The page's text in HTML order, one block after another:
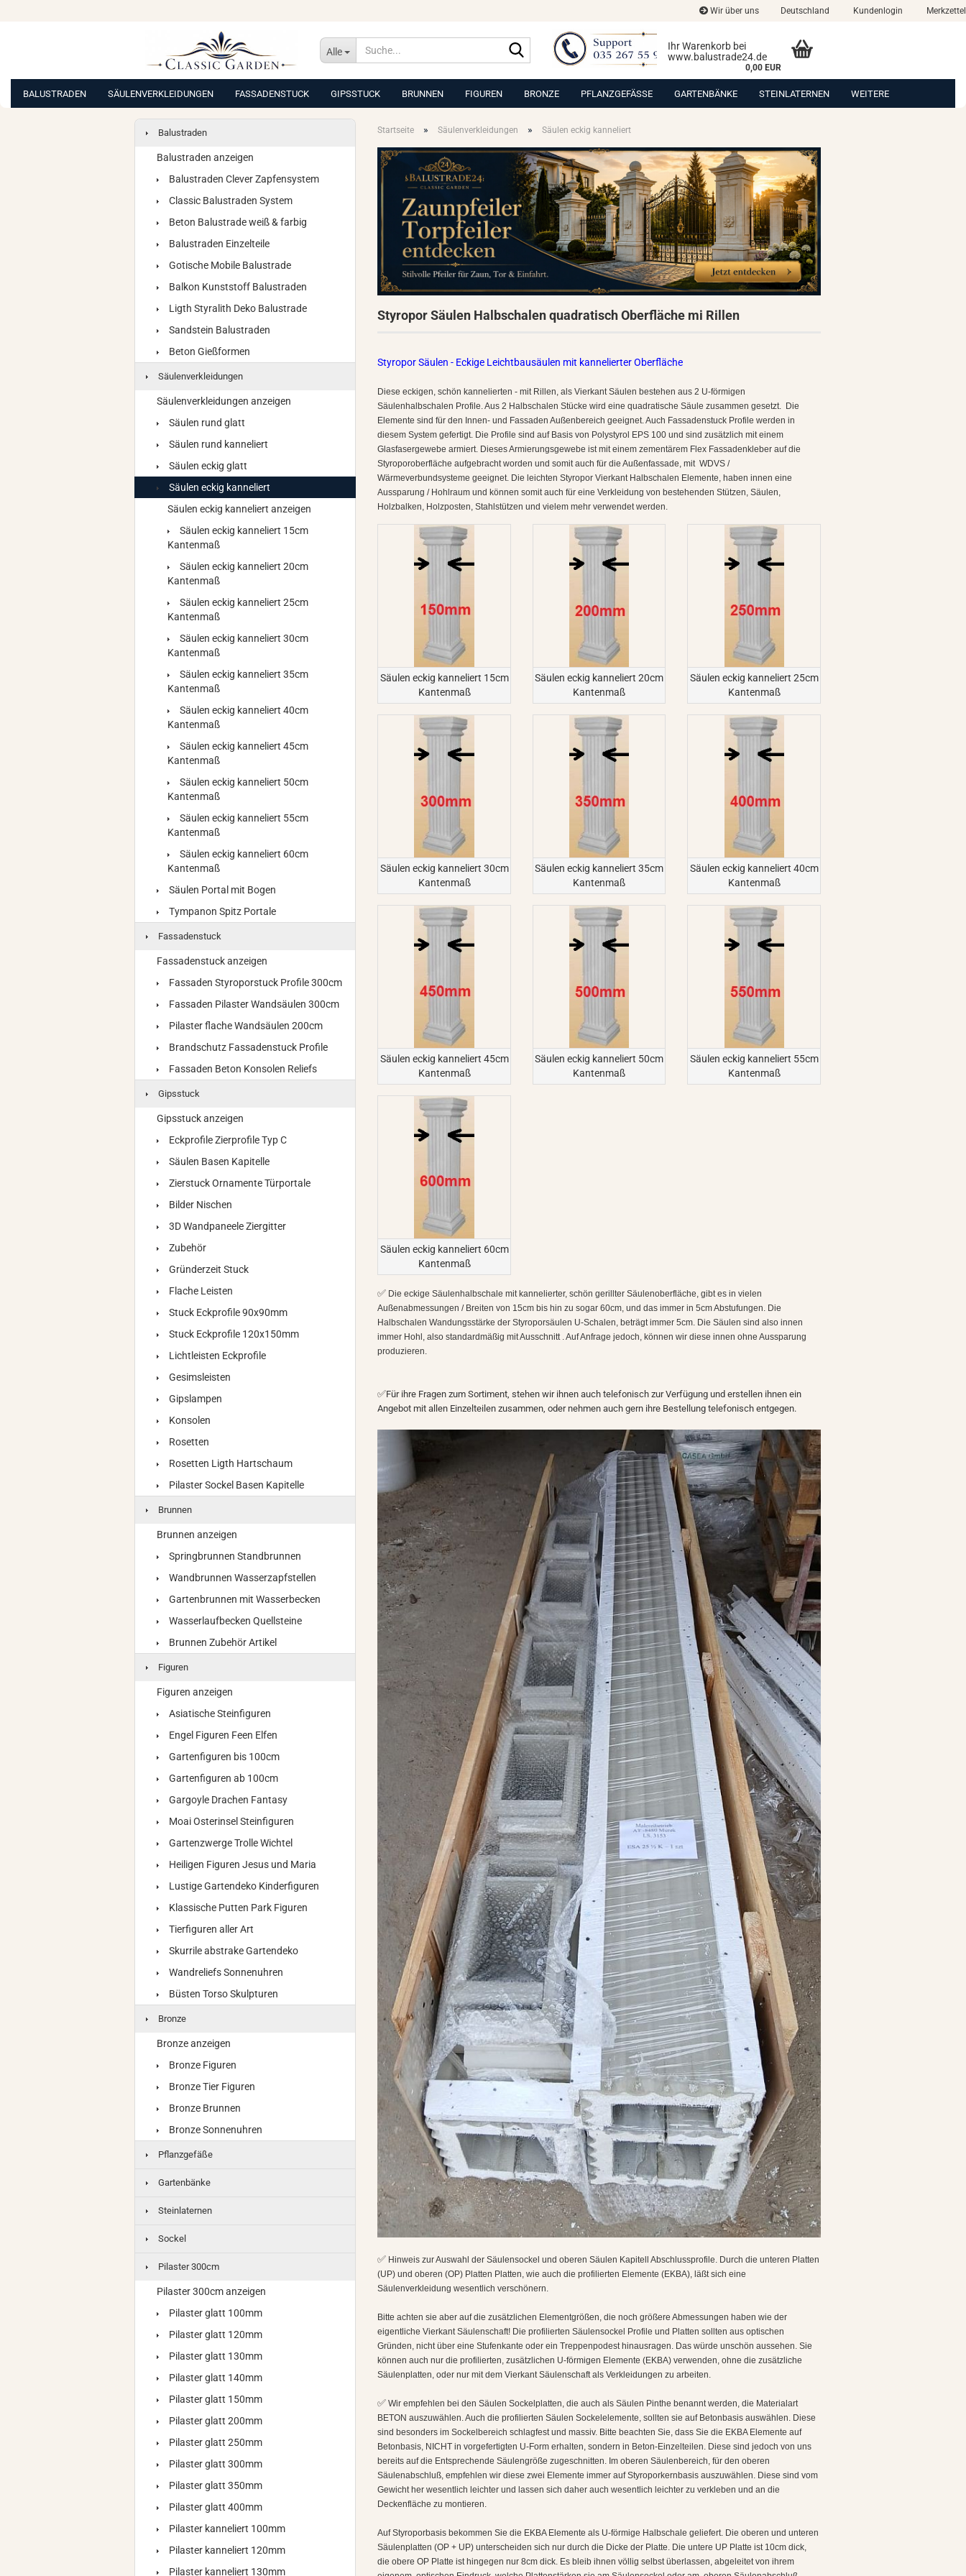
Wir über uns Deutschland Kundenlogin Merkzettel
Alle
Suche...
Ihr Warenkorb bei
www.balustrade24.de
0,00 EUR
BALUSTRADEN SÄULENVERKLEIDUNGEN FASSADENSTUCK GIPSSTUCK BRUNNEN FIGUREN BRONZE PFLANZGEFÄSSE GARTENBÄNKE STEINLATERNEN WEITERE
Startseite » Säulenverkleidungen » Säulen eckig kanneliert
Styropor Säulen Halbschalen quadratisch Oberfläche mi Rillen
Styropor Säulen - Eckige Leichtbausäulen mit kannelierter Oberfläche
Diese eckigen, schön kannelierten - mit Rillen, als Vierkant Säulen bestehen aus 2 U-förmigen
Säulenhalbschalen Profile. Aus 2 Halbschalen Stücke wird eine quadratische Säule zusammen gesetzt. Die
Elemente sind für den Innen- und Fassaden Außenbereich geeignet. Auch Fassadenstuck Profile werden in
diesem System gefertigt. Die Profile sind auf Basis von Polystyrol EPS 100 und sind zusätzlich mit einem
Glasfasergewebe armiert. Dieses Armierungsgewebe ist mit einem zementärem Flex Fassadenkleber auf die
Styroporoberfläche aufgebracht worden und somit auch für die Außenfassade, mit WDVS /
Wärmeverbundsysteme geeignet. Die leichten Styropor Vierkant Halbschalen Elemente, haben innen eine
Aussparung / Hohlraum und können somit auch für eine Verkleidung von bestehenden Stützen, Säulen,
Holzbalken, Holzposten, Stahlstützen und vielem mehr verwendet werden.
Säulen eckig kanneliert 15cm
Kantenmaß
Säulen eckig kanneliert 20cm
Kantenmaß
Säulen eckig kanneliert 25cm
Kantenmaß
Säulen eckig kanneliert 30cm
Kantenmaß
Säulen eckig kanneliert 35cm
Kantenmaß
Säulen eckig kanneliert 40cm
Kantenmaß
Säulen eckig kanneliert 45cm
Kantenmaß
Säulen eckig kanneliert 50cm
Kantenmaß
Säulen eckig kanneliert 55cm
Kantenmaß
Säulen eckig kanneliert 60cm
Kantenmaß
✅ Die eckige Säulenhalbschale mit kannelierter, schön gerillter Säulenoberfläche, gibt es in vielen
Außenabmessungen / Breiten von 15cm bis hin zu sogar 60cm, und das immer in 5cm Abstufungen. Die
Halbschalen Wandungsstärke der Styroporsäulen U-Schalen, beträgt immer 5cm. Die Säulen sind also innen
immer Hohl, also standardmäßig mit Ausschnitt . Auf Anfrage jedoch, können wir diese innen ohne Aussparung
produzieren.
✅Für ihre Fragen zum Sortiment, stehen wir ihnen auch telefonisch zur Verfügung und erstellen ihnen ein
Angebot mit allen Einzelteilen zusammen, oder nehmen auch gern ihre Bestellung telefonisch entgegen.
✅ Hinweis zur Auswahl der Säulensockel und oberen Säulen Kapitell Abschlussprofile. Durch die unteren Platten
(UP) und oberen (OP) Platten Platten, wie auch die profilierten Elemente (EKBA), läßt sich eine
Säulenverkleidung wesentlich verschönern.
Bitte achten sie aber auf die zusätzlichen Elementgrößen, die noch größere Abmessungen haben wie der
eigentliche Vierkant Säulenschaft! Die profilierten Säulensockel Profile und Platten sollten aus optischen
Gründen, nicht über eine Stufenkante oder ein Treppenpodest hinausragen. Das würde unschön aussehen. Sie
können auch nur die profilierten, zusätzlichen U-förmigen Elemente (EKBA) verwenden, ohne die zusätzliche
Säulenplatten, oder nur mit dem Vierkant Säulenschaft als Verkleidungen zu arbeiten.
✅Wir empfehlen bei den Säulen Sockelplatten, die auch als Säulen Pinthe benannt werden, die Materialart
BETON auszuwählen. Auch die profilierten Säulen Sockelelemente, sollten sie auf Betonbasis auswählen. Diese
sind besonders im Sockelbereich schlagfest und massiv. Bitte beachten Sie, dass Sie die EKBA Elemente auf
Betonbasis, NICHT in vorgefertigten U-Form erhalten, sondern in Beton-Einzelteilen. Diese sind jedoch von uns
bereits auf die Entsprechende Säulengröße zugeschnitten. Im oberen Säulenbereich, für den oberen
Säulenabschluß, empfehlen wir diese zwei Elemente immer auf Styroporkernbasis auszuwählen. Diese sind vom
Gewicht her wesentlich leichter und lassen sich daher auch wesentlich leichter zu verkleben und an die
Deckenfläche zu montieren.
Auf Styroporbasis bekommen Sie die EKBA Elemente als U-förmige Halbschale geliefert. Die oberen und unteren
Säulenplatten (OP + UP) unterscheiden sich nur durch die Dicke der Platte. Die untere UP Platte ist 10cm dick,
die obere OP Platte ist hingegen nur 8cm dick. Es bleib ihnen völlig selbst überlassen, abgeleitet von ihrem
Balustraden
Balustraden anzeigen
Balustraden Clever Zapfensystem
Classic Balustraden System
Beton Balustrade weiß & farbig
Balustraden Einzelteile
Gotische Mobile Balustrade
Balkon Kunststoff Balustraden
Ligth Styralith Deko Balustrade
Sandstein Balustraden
Beton Gießformen
Säulenverkleidungen
Säulenverkleidungen anzeigen
Säulen rund glatt
Säulen rund kanneliert
Säulen eckig glatt
Säulen eckig kanneliert
Säulen eckig kanneliert anzeigen
Säulen eckig kanneliert 15cm
Kantenmaß
Säulen eckig kanneliert 20cm
Kantenmaß
Säulen eckig kanneliert 25cm
Kantenmaß
Säulen eckig kanneliert 30cm
Kantenmaß
Säulen eckig kanneliert 35cm
Kantenmaß
Säulen eckig kanneliert 40cm
Kantenmaß
Säulen eckig kanneliert 45cm
Kantenmaß
Säulen eckig kanneliert 50cm
Kantenmaß
Säulen eckig kanneliert 55cm
Kantenmaß
Säulen eckig kanneliert 60cm
Kantenmaß
Säulen Portal mit Bogen
Tympanon Spitz Portale
Fassadenstuck
Fassadenstuck anzeigen
Fassaden Styroporstuck Profile 300cm
Fassaden Pilaster Wandsäulen 300cm
Pilaster flache Wandsäulen 200cm
Brandschutz Fassadenstuck Profile
Fassaden Beton Konsolen Reliefs
Gipsstuck
Gipsstuck anzeigen
Eckprofile Zierprofile Typ C
Säulen Basen Kapitelle
Zierstuck Ornamente Türportale
Bilder Nischen
3D Wandpaneele Ziergitter
Zubehör
Gründerzeit Stuck
Flache Leisten
Stuck Eckprofile 90x90mm
Stuck Eckprofile 120x150mm
Lichtleisten Eckprofile
Gesimsleisten
Gipslampen
Konsolen
Rosetten
Rosetten Ligth Hartschaum
Pilaster Sockel Basen Kapitelle
Brunnen
Brunnen anzeigen
Springbrunnen Standbrunnen
Wandbrunnen Wasserzapfstellen
Gartenbrunnen mit Wasserbecken
Wasserlaufbecken Quellsteine
Brunnen Zubehör Artikel
Figuren
Figuren anzeigen
Asiatische Steinfiguren
Engel Figuren Feen Elfen
Gartenfiguren bis 100cm
Gartenfiguren ab 100cm
Gargoyle Drachen Fantasy
Moai Osterinsel Steinfiguren
Gartenzwerge Trolle Wichtel
Heiligen Figuren Jesus und Maria
Lustige Gartendeko Kinderfiguren
Klassische Putten Park Figuren
Tierfiguren aller Art
Skurrile abstrake Gartendeko
Wandreliefs Sonnenuhren
Büsten Torso Skulpturen
Bronze
Bronze anzeigen
Bronze Figuren
Bronze Tier Figuren
Bronze Brunnen
Bronze Sonnenuhren
Pflanzgefäße
Gartenbänke
Steinlaternen
Sockel
Pilaster 300cm
Pilaster 300cm anzeigen
Pilaster glatt 100mm
Pilaster glatt 120mm
Pilaster glatt 130mm
Pilaster glatt 140mm
Pilaster glatt 150mm
Pilaster glatt 200mm
Pilaster glatt 250mm
Pilaster glatt 300mm
Pilaster glatt 350mm
Pilaster glatt 400mm
Pilaster kanneliert 100mm
Pilaster kanneliert 120mm
Pilaster kanneliert 130mm